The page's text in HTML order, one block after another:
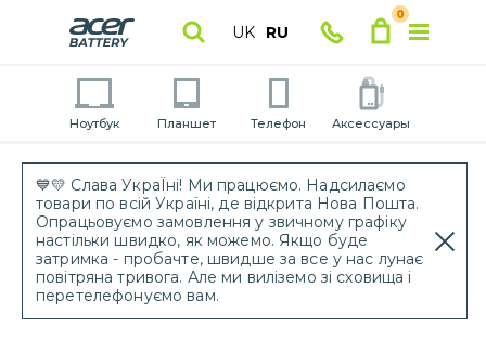
💙💛 Слава УкраЇні! Ми працюємо. Надсилаємо
товари по всій Україні, де відкрита Нова Пошта.
Опрацьовуємо замовлення у звичному графіку
настільки швидко, як можемо. Якщо буде
затримка - пробачте, швидше за все у нас лунає
повітряна тривога. Але ми виліземо зі сховища і
перетелефонуємо вам.
UK RU
0
Ноутбук Планшет Телефон Аксессуары